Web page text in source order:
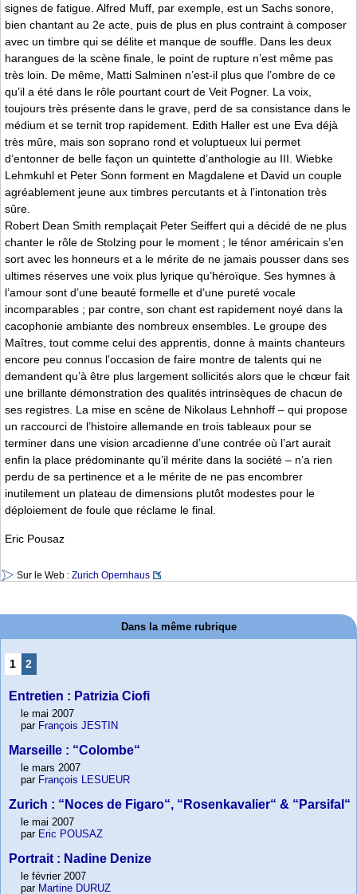
signes de fatigue. Alfred Muff, par exemple, est un Sachs sonore,
bien chantant au 2e acte, puis de plus en plus contraint à composer
avec un timbre qui se délite et manque de souffle. Dans les deux
harangues de la scène finale, le point de rupture n’est même pas
très loin. De même, Matti Salminen n’est-il plus que l’ombre de ce
qu’il a été dans le rôle pourtant court de Veit Pogner. La voix,
toujours très présente dans le grave, perd de sa consistance dans le
médium et se ternit trop rapidement. Edith Haller est une Eva déjà
très mûre, mais son soprano rond et voluptueux lui permet
d’entonner de belle façon un quintette d’anthologie au III. Wiebke
Lehmkuhl et Peter Sonn forment en Magdalene et David un couple
agréablement jeune aux timbres percutants et à l’intonation très
sûre.
Robert Dean Smith remplaçait Peter Seiffert qui a décidé de ne plus
chanter le rôle de Stolzing pour le moment ; le ténor américain s’en
sort avec les honneurs et a le mérite de ne jamais pousser dans ses
ultimes réserves une voix plus lyrique qu’héroïque. Ses hymnes à
l’amour sont d’une beauté formelle et d’une pureté vocale
incomparables ; par contre, son chant est rapidement noyé dans la
cacophonie ambiante des nombreux ensembles. Le groupe des
Maîtres, tout comme celui des apprentis, donne à maints chanteurs
encore peu connus l’occasion de faire montre de talents qui ne
demandent qu’à être plus largement sollicités alors que le chœur fait
une brillante démonstration des qualités intrinsèques de chacun de
ses registres. La mise en scène de Nikolaus Lehnhoff – qui propose
un raccourci de l’histoire allemande en trois tableaux pour se
terminer dans une vision arcadienne d’une contrée où l’art aurait
enfin la place prédominante qu’il mérite dans la société – n’a rien
perdu de sa pertinence et a le mérite de ne pas encombrer
inutilement un plateau de dimensions plutôt modestes pour le
déploiement de foule que réclame le final.
Eric Pousaz
Sur le Web : Zurich Opernhaus
Dans la même rubrique
1 2
Entretien : Patrizia Ciofi
le mai 2007
par François JESTIN
Marseille : “Colombe“
le mars 2007
par François LESUEUR
Zurich : “Noces de Figaro“, “Rosenkavalier“ & “Parsifal“
le mai 2007
par Eric POUSAZ
Portrait : Nadine Denize
le février 2007
par Martine DURUZ